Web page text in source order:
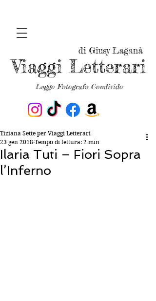
Leggo Fotografo Condivido
Viaggi Letterari
di Giusy Laganà
Ilaria Tuti – Fiori Sopra
l’Inferno
Tiziana Sette per Viaggi Letterari
23 gen 2018 Tempo di lettura: 2 min